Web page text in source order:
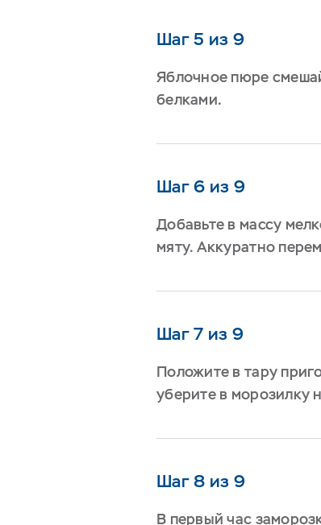
Шаг 5 из 9
Яблочное пюре
белками.
Шаг 6 из 9
Добавьте в массу
мяту. Аккуратно
Шаг 7 из 9
Положите в тару
уберите в морозилку
Шаг 8 из 9
В первый час